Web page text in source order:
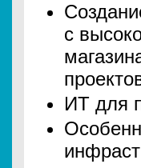
с
ИТ для